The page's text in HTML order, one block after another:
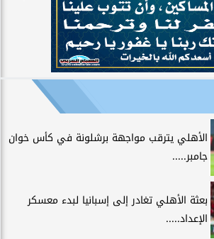
الأهلي يترقب مواجهة برشلونة في كأس خوان
جامبر.....
بعثة الأهلي تغادر إلى إسبانيا لبدء معسكر
الإعداد.....